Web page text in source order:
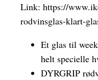
Link: https://
rodvinsglas-klart-
Et glas til
helt specielle
DYRGRIP